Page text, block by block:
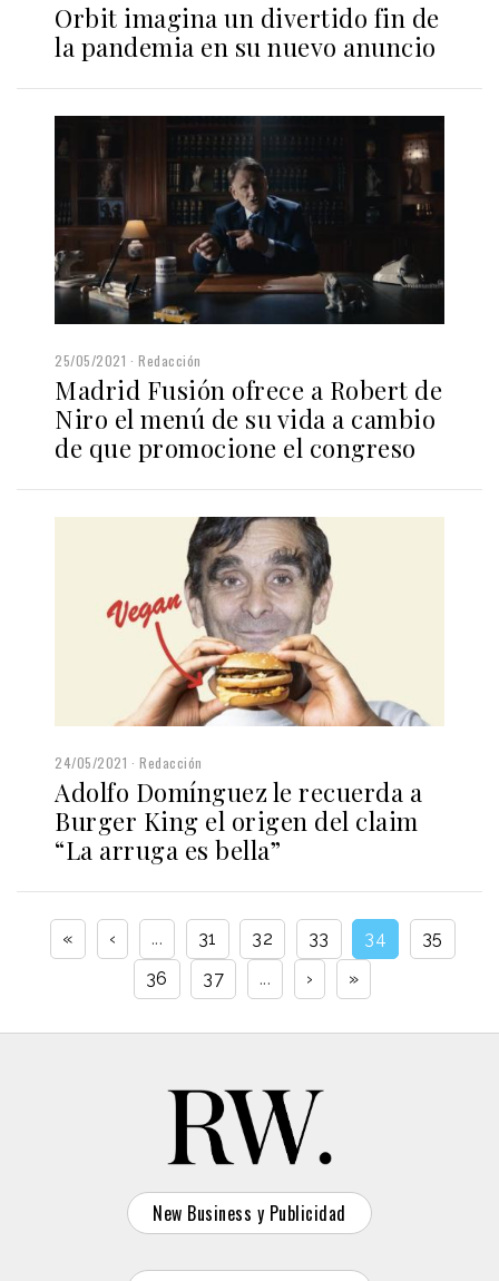
Orbit imagina un divertido fin de
la pandemia en su nuevo anuncio
25/05/2021 Redacción
Madrid Fusión ofrece a Robert de
Niro el menú de su vida a cambio
de que promocione el congreso
24/05/2021 Redacción
Adolfo Domínguez le recuerda a
Burger King el origen del claim
“La arruga es bella”
« ‹ ... 31 32 33 34
35
36
37 ... › »
New Business y Publicidad